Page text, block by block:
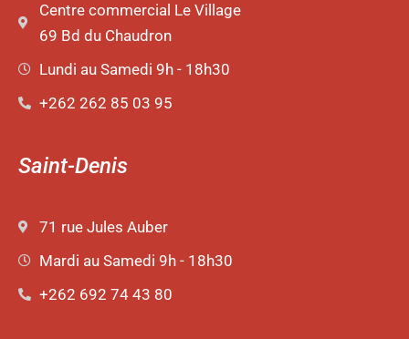
Centre commercial Le Village
69 Bd du Chaudron
Lundi au Samedi 9h - 18h30
+262 262 85 03 95
Saint-Denis
71 rue Jules Auber
Mardi au Samedi 9h - 18h30
+262 692 74 43 80